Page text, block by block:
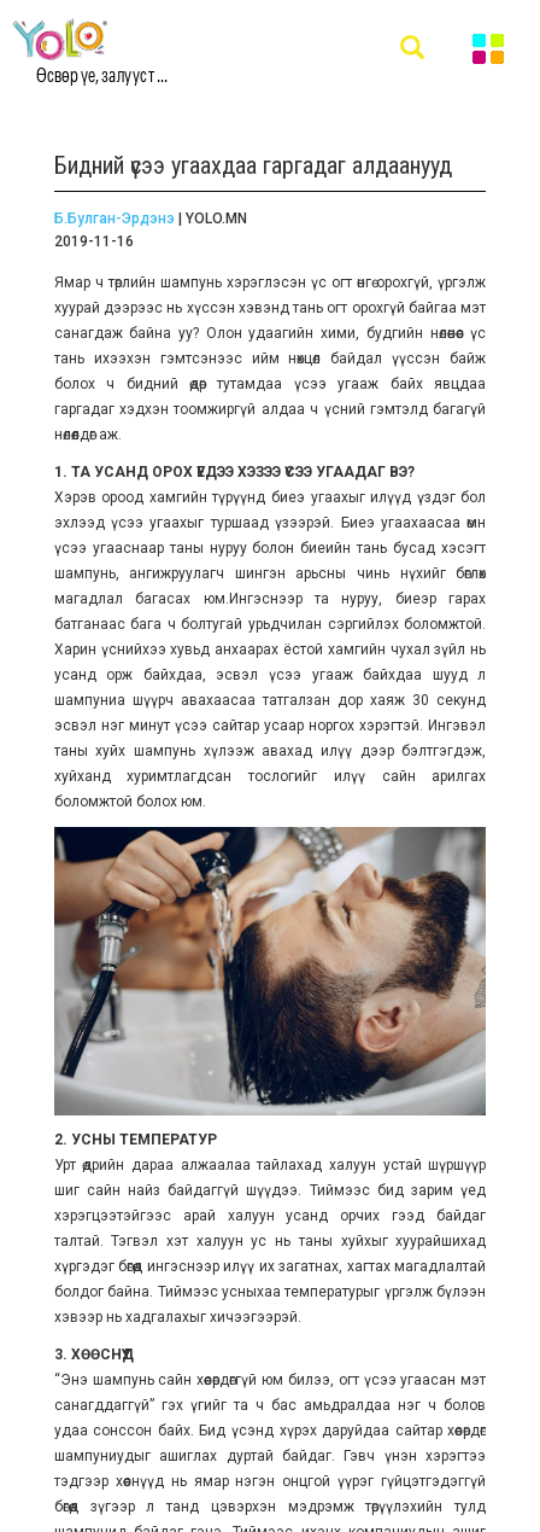
Өсвөр үе, залууст ...
Бидний үсээ угаахдаа гаргадаг алдаанууд
Б.Булган-Эрдэнэ | YOLO.MN
2019-11-16
Ямар ч төрлийн шампунь хэрэглэсэн үс огт өнгө орохгүй, үргэлж
хуурай дээрээс нь хүссэн хэвэнд тань огт орохгүй байгаа мэт
санагдаж байна уу? Олон удаагийн хими, будгийн нөлөөнөөс үс
тань ихээхэн гэмтсэнээс ийм нөхцөл байдал үүссэн байж
болох ч бидний өдөр тутамдаа үсээ угааж байх явцдаа
гаргадаг хэдхэн тоомжиргүй алдаа ч үсний гэмтэлд багагүй
нөлөөлдөг аж.
1. ТА УСАНД ОРОХ ҮЕДЭЭ ХЭЗЭЭ ҮСЭЭ УГААДАГ ВЭ?
Хэрэв ороод хамгийн түрүүнд биеэ угаахыг илүүд үздэг бол
эхлээд үсээ угаахыг туршаад үзээрэй. Биеэ угаахаасаа өмнө
үсээ угааснаар таны нуруу болон биеийн тань бусад хэсэгт
шампунь, ангижруулагч шингэн арьсны чинь нүхийг бөглөх
магадлал багасах юм.Ингэснээр та нуруу, биеэр гарах
батганаас бага ч болтугай урьдчилан сэргийлэх боломжтой.
Харин үснийхээ хувьд анхаарах ёстой хамгийн чухал зүйл нь
усанд орж байхдаа, эсвэл үсээ угааж байхдаа шууд л
шампуниа шүүрч авахаасаа татгалзан дор хаяж 30 секунд
эсвэл нэг минут үсээ сайтар усаар норгох хэрэгтэй. Ингэвэл
таны хуйх шампунь хүлээж авахад илүү дээр бэлтгэгдэж,
хуйханд хуримтлагдсан тослогийг илүү сайн арилгах
боломжтой болох юм.
2. УСНЫ ТЕМПЕРАТУР
Урт өдрийн дараа алжаалаа тайлахад халуун устай шүршүүр
шиг сайн найз байдаггүй шүүдээ. Тиймээс бид зарим үед
хэрэгцээтэйгээс арай халуун усанд орчих гээд байдаг
талтай. Тэгвэл хэт халуун ус нь таны хуйхыг хуурайшихад
хүргэдэг бөгөөд ингэснээр илүү их загатнах, хагтах магадлалтай
болдог байна. Тиймээс усныхаа температурыг үргэлж бүлээн
хэвээр нь хадгалахыг хичээгээрэй.
3. ХӨӨСНҮҮД
“Энэ шампунь сайн хөөсөрдөггүй юм билээ, огт үсээ угаасан мэт
санагддаггүй” гэх үгийг та ч бас амьдралдаа нэг ч болов
удаа сонссон байх. Бид үсэнд хүрэх даруйдаа сайтар хөөсөрдөг
шампуниудыг ашиглах дуртай байдаг. Гэвч үнэн хэрэгтээ
тэдгээр хөөснүүд нь ямар нэгэн онцгой үүрэг гүйцэтгэдэггүй
бөгөөд зүгээр л танд цэвэрхэн мэдрэмж төрүүлэхийн тулд